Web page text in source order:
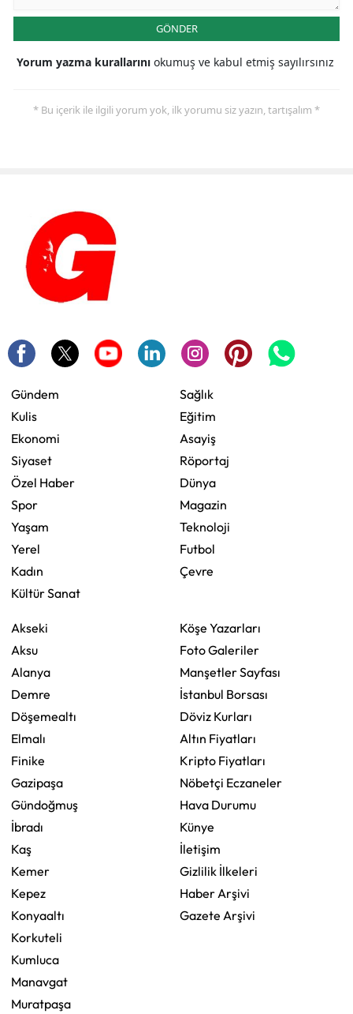
GÖNDER
Yorum yazma kurallarını okumuş ve kabul etmiş sayılırsınız
* Bu içerik ile ilgili yorum yok, ilk yorumu siz yazın, tartışalım *
Gündem
Kulis
Ekonomi
Siyaset
Özel Haber
Spor
Yaşam
Yerel
Kadın
Kültür Sanat
Sağlık
Eğitim
Asayiş
Röportaj
Dünya
Magazin
Teknoloji
Futbol
Çevre
Akseki
Aksu
Alanya
Demre
Döşemealtı
Elmalı
Finike
Gazipaşa
Gündoğmuş
İbradı
Kaş
Kemer
Kepez
Konyaaltı
Korkuteli
Kumluca
Manavgat
Muratpaşa
Köşe Yazarları
Foto Galeriler
Manşetler Sayfası
İstanbul Borsası
Döviz Kurları
Altın Fiyatları
Kripto Fiyatları
Nöbetçi Eczaneler
Hava Durumu
Künye
İletişim
Gizlilik İlkeleri
Haber Arşivi
Gazete Arşivi